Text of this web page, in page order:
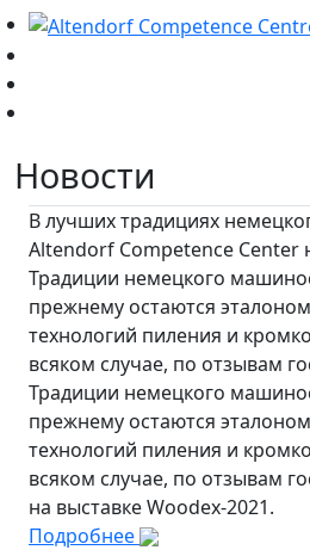
Новости
В лучших традициях
Altendorf Competence Center
Традиции немецкого
прежнему остаются
технологий пиления и
всяком случае, по отзывам
Традиции немецкого
прежнему остаются
технологий пиления и
всяком случае, по отзывам
на выставке Woodex-2021.
Подробнее